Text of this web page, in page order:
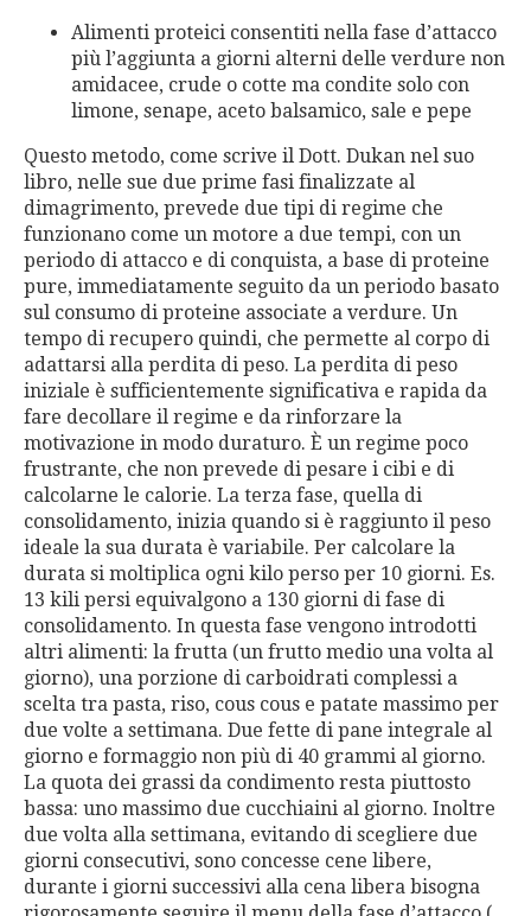
Alimenti proteici consentiti nella fase d’attacco
più l’aggiunta a giorni alterni delle verdure non
amidacee, crude o cotte ma condite solo con
limone, senape, aceto balsamico, sale e pepe
Questo metodo, come scrive il Dott. Dukan nel suo
libro, nelle sue due prime fasi finalizzate al
dimagrimento, prevede due tipi di regime che
funzionano come un motore a due tempi, con un
periodo di attacco e di conquista, a base di proteine
pure, immediatamente seguito da un periodo basato
sul consumo di proteine associate a verdure. Un
tempo di recupero quindi, che permette al corpo di
adattarsi alla perdita di peso. La perdita di peso
iniziale è sufficientemente significativa e rapida da
fare decollare il regime e da rinforzare la
motivazione in modo duraturo. È un regime poco
frustrante, che non prevede di pesare i cibi e di
calcolarne le calorie. La terza fase, quella di
consolidamento, inizia quando si è raggiunto il peso
ideale la sua durata è variabile. Per calcolare la
durata si moltiplica ogni kilo perso per 10 giorni. Es.
13 kili persi equivalgono a 130 giorni di fase di
consolidamento. In questa fase vengono introdotti
altri alimenti: la frutta (un frutto medio una volta al
giorno), una porzione di carboidrati complessi a
scelta tra pasta, riso, cous cous e patate massimo per
due volte a settimana. Due fette di pane integrale al
giorno e formaggio non più di 40 grammi al giorno.
La quota dei grassi da condimento resta piuttosto
bassa: uno massimo due cucchiaini al giorno. Inoltre
due volta alla settimana, evitando di scegliere due
giorni consecutivi, sono concesse cene libere,
durante i giorni successivi alla cena libera bisogna